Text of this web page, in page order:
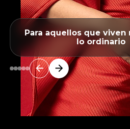
Para aquellos que viven
lo ordinario